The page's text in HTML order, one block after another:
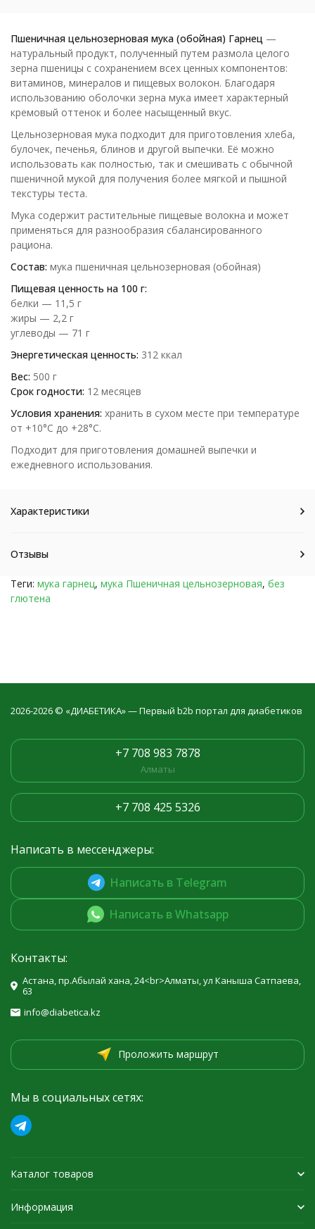
Пшеничная цельнозерновая мука (обойная) Гарнец —
натуральный продукт, полученный путем размола целого
зерна пшеницы с сохранением всех ценных компонентов:
витаминов, минералов и пищевых волокон. Благодаря
использованию оболочки зерна мука имеет характерный
кремовый оттенок и более насыщенный вкус.
Цельнозерновая мука подходит для приготовления хлеба,
булочек, печенья, блинов и другой выпечки. Её можно
использовать как полностью, так и смешивать с обычной
пшеничной мукой для получения более мягкой и пышной
текстуры теста.
Мука содержит растительные пищевые волокна и может
применяться для разнообразия сбалансированного
рациона.
Состав: мука пшеничная цельнозерновая (обойная)
Пищевая ценность на 100 г:
белки — 11,5 г
жиры — 2,2 г
углеводы — 71 г
Энергетическая ценность: 312 ккал
Вес: 500 г
Срок годности: 12 месяцев
Условия хранения: хранить в сухом месте при температуре
от +10°С до +28°С.
Подходит для приготовления домашней выпечки и
ежедневного использования.
Характеристики
Отзывы
Теги: мука гарнец, мука Пшеничная цельнозерновая, без
глютена
2026-2026 © «ДИАБЕТИКА» — Первый b2b портал для диабетиков
+7 708 983 7878
Алматы
+7 708 425 5326
Написать в мессенджеры:
Написать в Telegram
Написать в Whatsapp
Контакты:
Астана, пр.Абылай хана, 24<br>Алматы, ул Каныша Сатпаева,
63
info@diabetica.kz
Проложить маршрут
Мы в социальных сетях:
Каталог товаров
Информация